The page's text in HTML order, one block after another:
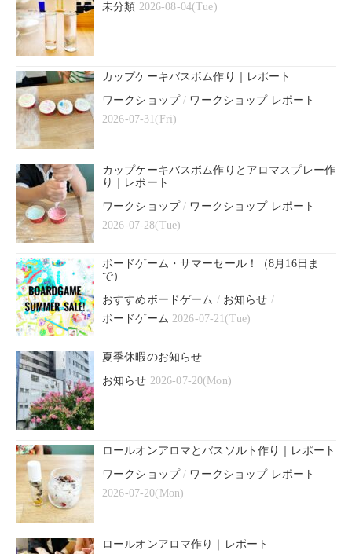
未分類 2026-08-04(Tue)
カップケーキバスボム作り｜レポート
ワークショップ/ ワークショップ レポート
2026-07-31(Fri)
カップケーキバスボム作りとアロマスプレー作
り｜レポート
ワークショップ/ ワークショップ レポート
2026-07-28(Tue)
ボードゲーム・サマーセール！（8月16日ま
で）
おすすめボードゲーム / お知らせ /
ボードゲーム 2026-07-21(Tue)
夏季休暇のお知らせ
お知らせ 2026-07-20(Mon)
ロールオンアロマとバスソルト作り｜レポート
ワークショップ/ ワークショップ レポート
2026-07-20(Mon)
ロールオンアロマ作り｜レポート